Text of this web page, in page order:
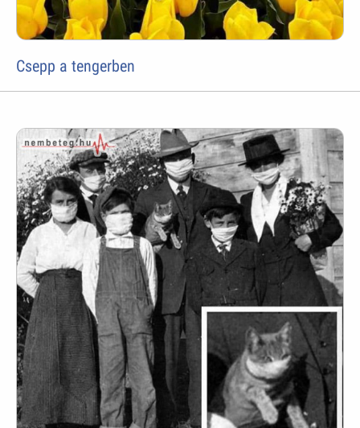
Csepp a tengerben